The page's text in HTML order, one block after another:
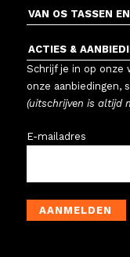
VAN OS TASSEN
ACTIES &
Schrijf je in op onze
onze aanbiedingen,
(uitschrijven is altijd
E-mailadres
AANMELDEN